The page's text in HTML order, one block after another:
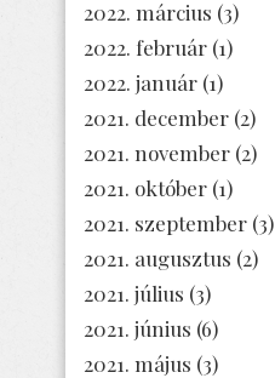
2022. március (3)
2022. február (1)
2022. január (1)
2021. december (2)
2021. november (2)
2021. október (1)
2021. szeptember (3)
2021. augusztus (2)
2021. július (3)
2021. június (6)
2021. május (3)